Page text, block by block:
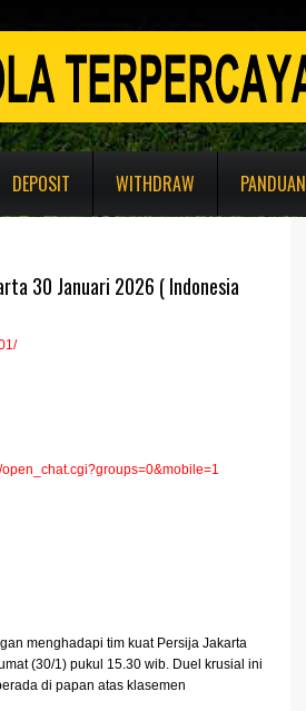
DEPOSIT WITHDRAW PANDUAN
30 Januari 2026 ( Indonesia
menghadapi tim kuat Persija Jakarta
(30/1) pukul 15.30 wib. Duel krusial ini
di papan atas klasemen